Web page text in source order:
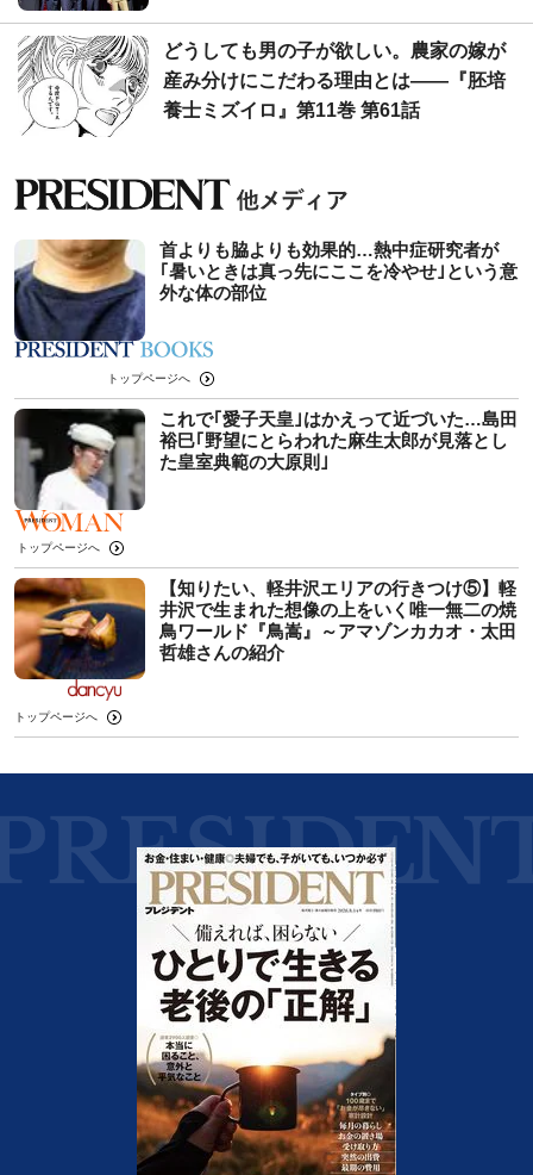
どうしても男の子が欲しい。農家の嫁が
産み分けにこだわる理由とは――『胚培
養士ミズイロ』第11巻 第61話
首よりも脇よりも効果的…熱中症研究者が
｢暑いときは真っ先にここを冷やせ｣という意
外な体の部位
トップページへ
これで｢愛子天皇｣はかえって近づいた…島田
裕巳｢野望にとらわれた麻生太郎が見落とし
た皇室典範の大原則｣
トップページへ
【知りたい、軽井沢エリアの行きつけ⑤】軽
井沢で生まれた想像の上をいく唯一無二の焼
鳥ワールド『鳥嵩』～アマゾンカカオ・太田
哲雄さんの紹介
トップページへ